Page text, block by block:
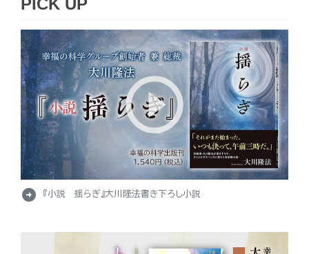
arrow_circle_right 『小説 揺らぎ』大川隆法書き下ろし小説